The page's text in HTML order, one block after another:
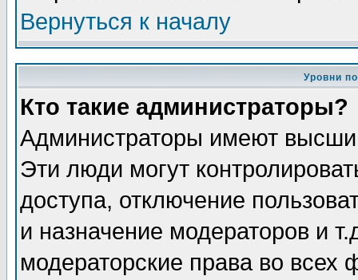
Вернуться к началу
Уровни
Кто такие администраторы?
Администраторы имеют
Эти люди могут
доступа, отключение
и назначение модераторов и
модераторские права во всех